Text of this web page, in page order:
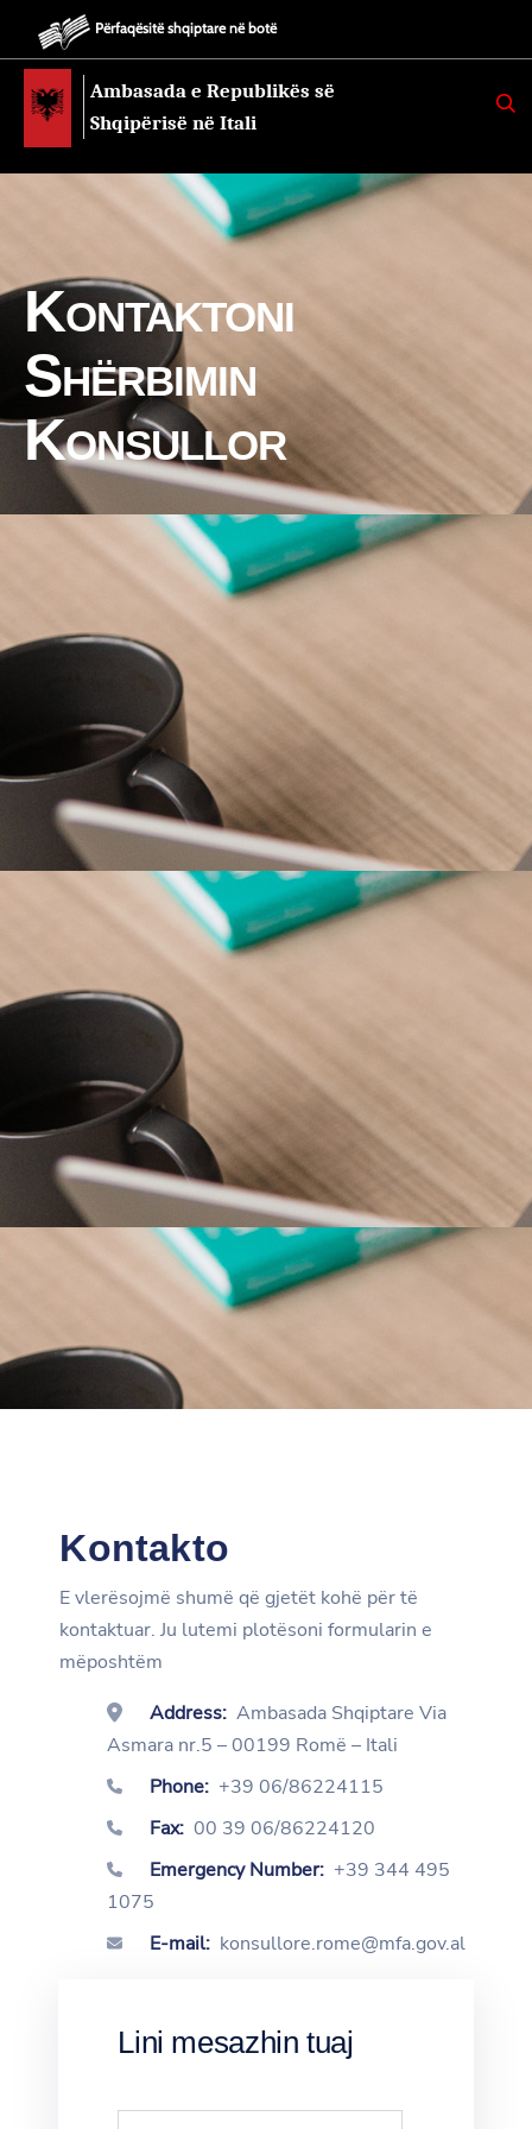
Përfaqësitë shqiptare në botë
Ambasada e Republikës së
Shqipërisë në Itali
K
E
Kontaktoni
Shërbimin
Konsullor
Kontakto
E vlerësojmë shumë që gjetët kohë për të
kontaktuar. Ju lutemi plotësoni formularin e
mëposhtëm
Address: Ambasada Shqiptare Via
Asmara nr.5 – 00199 Romë – Itali
Phone: +39 06/86224115
Fax: 00 39 06/86224120
Emergency Number: +39 344 495
1075
E-mail: konsullore.rome@mfa.gov.al
Lini mesazhin tuaj